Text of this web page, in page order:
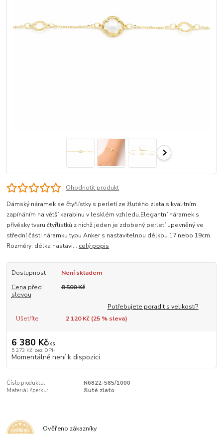
Ohodnotit produkt
Dámský náramek se čtyřlístky s perletí ze žlutého zlata s kvalitním
zapínáním na větší karabinu v lesklém vzhledu.Elegantní náramek s
přívěsky tvaru čtyřlístků z nichž jeden je zdobený perletí upevněný ve
střední části náramku typu Anker s nastavitelnou délkou 17 nebo 19cm.
Rozměry: délka nastavi... celý popis
Dostupnost
Není skladem
Cena před
slevou
8 500 Kč
Potřebujete poradit s velikostí?
Ušetříte
2 120 Kč (25% sleva)
6 380 Kč/ks
5 273 Kč bez DPH
Momentálně není k dispozici
Číslo produktu:
N6822-585/1000
Materiál šperku:
žluté zlato
Ověřeno zákazníky